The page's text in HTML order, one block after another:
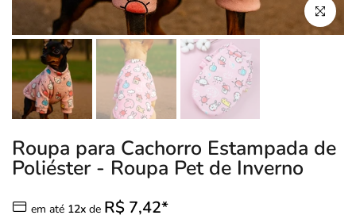
Clique para
Roupa para Cachorro Estampada de
Poliéster - Roupa Pet de Inverno
em até 12x de R$ 7,42*